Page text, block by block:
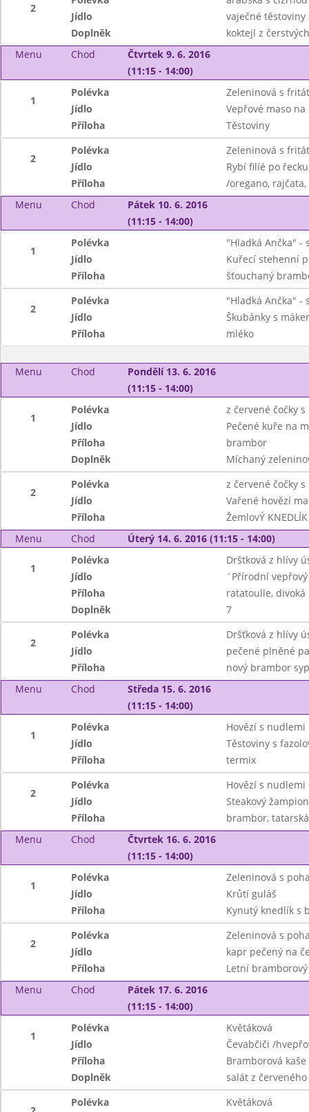
2
Jídlo
vaječné
Doplněk
koktejl z
Menu
Chod
Čtvrtek 9. 6. 2016
(11:15 - 14:00)
1
Polévka
Zeleninová s
Jídlo
Vepřové maso na
Příloha
Těstoviny
2
Polévka
Zeleninová s
Jídlo
Rybí filíé po
Příloha
/oregano,
Menu
Chod
Pátek 10. 6. 2016
(11:15 - 14:00)
1
Polévka
"Hladká Ančka" -
Jídlo
Kuřecí stehenní
Příloha
šťouchaný
2
Polévka
"Hladká Ančka" -
Jídlo
Škubánky s
Příloha
mléko
Menu Chod
Pondělí 13. 6. 2016
(11:15 - 14:00)
1
Polévka
z červené čočky
Jídlo
Pečené kuře na
Příloha
brambor
Doplněk
Míchaný
2
Polévka
z červené čočky
Jídlo
Vařené hovězí
Příloha
ŽemlovÝ KNEDLÍK
Menu
Chod Úterý 14. 6. 2016 (11:15 - 14:00)
1
Polévka
Drštková z hlívy
Jídlo
´Přírodní
Příloha
ratatoulle, divoká
Doplněk
7
2
Polévka
Dršťková z hlívy
Jídlo
pečené plněné
Příloha
nový brambor
Menu
Chod
Středa 15. 6. 2016
(11:15 - 14:00)
1
Polévka
Hovězí s nudlemi
Jídlo
Těstoviny s
Příloha
termix
2
Polévka
Hovězí s nudlemi
Jídlo
Steakový
Příloha
brambor,
Menu
Chod
Čtvrtek 16. 6. 2016
(11:15 - 14:00)
1
Polévka
Zeleninová s
Jídlo
Krůtí guláš
Příloha
Kynutý knedlík s
2
Polévka
Zeleninová s
Jídlo
kapr pečený na
Příloha
Letní
Menu
Chod
Pátek 17. 6. 2016
(11:15 - 14:00)
1
Polévka
Květáková
Jídlo
Čevabčiči /
Příloha
Bramborová kaše
Doplněk
salát z
Polévka Květáková